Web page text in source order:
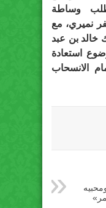
وساطة
نميري، مع
خالد بن عبد
استعادة
الانسحاب